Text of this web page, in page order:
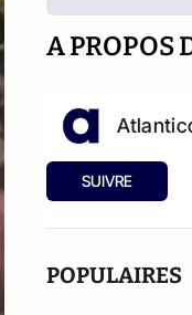
A PROPOS
SUIVRE
POPULAIRES